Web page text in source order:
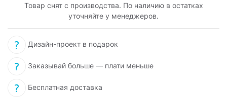
Товар снят с производства. По наличию в остатках
уточняйте у менеджеров.
Дизайн-проект в подарок
Заказывай больше — плати меньше
Бесплатная доставка